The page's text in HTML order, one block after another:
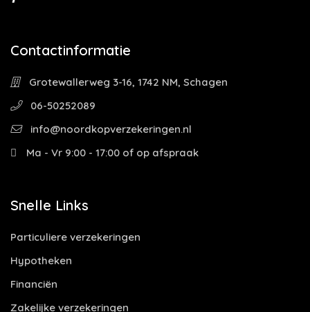
Contactinformatie
Grotewallerweg 3-16, 1742 NM, Schagen
06-50252089
info@noordkopverzekeringen.nl
Ma - Vr 9:00 - 17:00 of op afspraak
Snelle Links
Particuliere verzekeringen
Hypotheken
Financiën
Zakelijke verzekeringen